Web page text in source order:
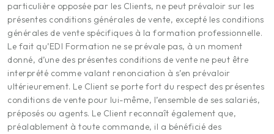
particulière opposée par les Clients, ne peut prévaloir sur les
présentes conditions générales de vente, excepté les conditions
générales de vente spécifiques à la formation professionnelle.
Le fait qu’EDI Formation ne se prévale pas, à un moment
donné, d’une des présentes conditions de vente ne peut être
interprété comme valant renonciation à s’en prévaloir
ultérieurement. Le Client se porte fort du respect des présentes
conditions de vente pour lui-même, l’ensemble de ses salariés,
préposés ou agents. Le Client reconnaît également que,
préalablement à toute commande, il a bénéficié des